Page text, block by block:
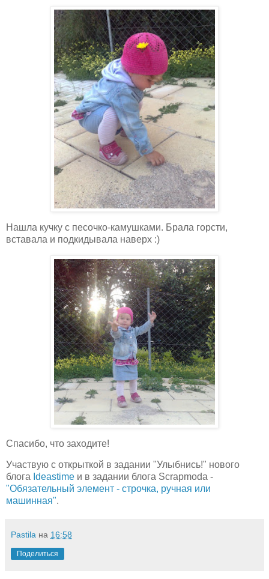
Нашла кучку с песочко-камушками. Брала горсти,
вставала и подкидывала наверх :)
Спасибо, что заходите!
Участвую c открыткой в задании "Улыбнись!" нового
блога Ideastime и в задании блога Scrapmoda -
"Обязательный элемент - строчка, ручная или
машинная".
Pastila на 16:58
Поделиться